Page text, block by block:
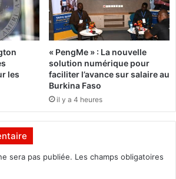
les
« PengMe » : La nouvelle
solution numérique pour
faciliter l’avance sur salaire au
Burkina Faso
il y a 4 heures
sera pas publiée. Les champs obligatoires